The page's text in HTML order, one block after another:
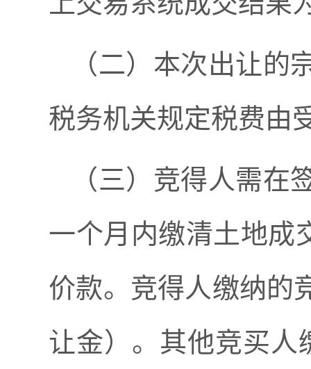
（二）本次出让
税务机关规定税费由
（三）竞得人需
一个月内缴清土地成
价款。竞得人缴纳的
让金）。其他竞买人